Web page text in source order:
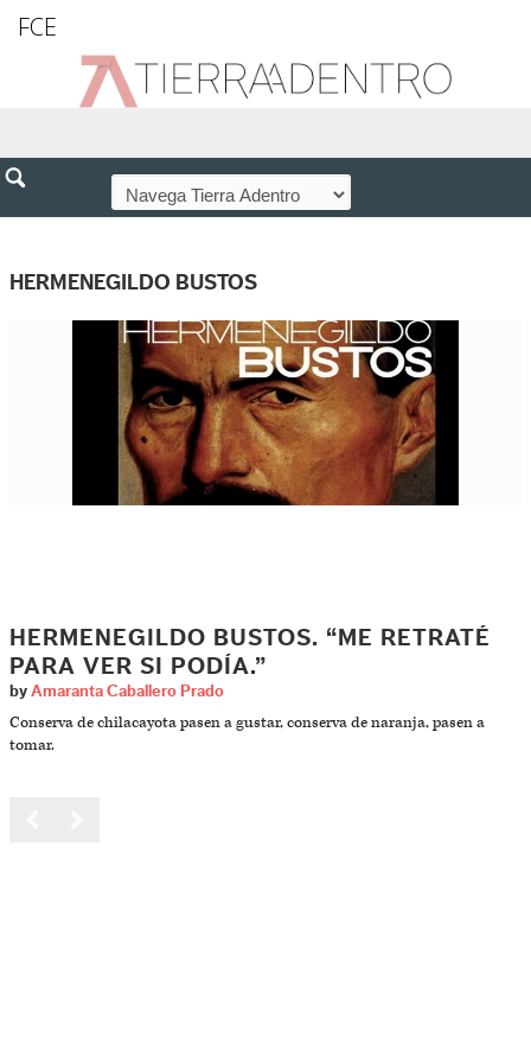
FCE
HERMENEGILDO BUSTOS
HERMENEGILDO BUSTOS. “ME RETRATÉ
PARA VER SI PODÍA.”
by Amaranta Caballero Prado
Conserva de chilacayota pasen a gustar, conserva de naranja, pasen a
tomar.